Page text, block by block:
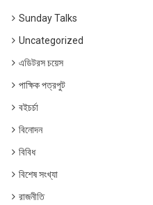
Sunday Talks
Uncategorized
এডিটরস চয়েস
পাক্ষিক পত্রপুট
বইচর্চা
বিনোদন
বিবিধ
বিশেষ সংখ্যা
রাজনীতি